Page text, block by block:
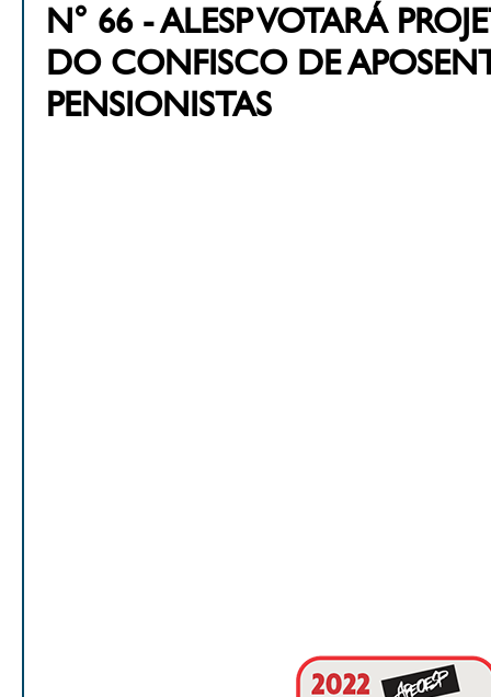
N° 66 - ALESP VOTARÁ
DO CONFISCO DE
PENSIONISTAS